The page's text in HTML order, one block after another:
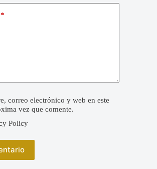
*
correo electrónico y web en este
vez que comente.
Policy